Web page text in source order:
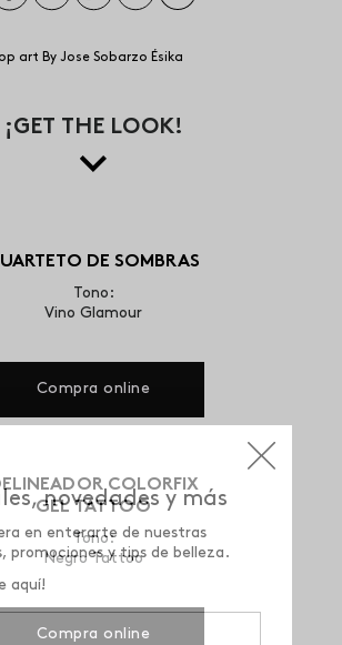
¡GET THE LOOK!
DE SOMBRAS
Tono:
Vino Glamour
Compra online
COLORFIX
GEL TATTOO
Tono:
Negro Tattoo
Compra online